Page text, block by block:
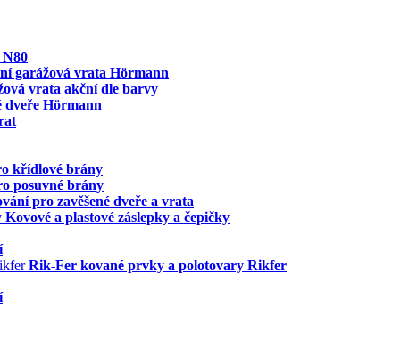
garážová vrata Hörmann
vrata akční dle barvy
dveře Hörmann
křídlové brány
posuvné brány
pro zavěšené dveře a vrata
Kovové a plastové záslepky a čepičky
Rik-Fer kované prvky a polotovary Rikfer